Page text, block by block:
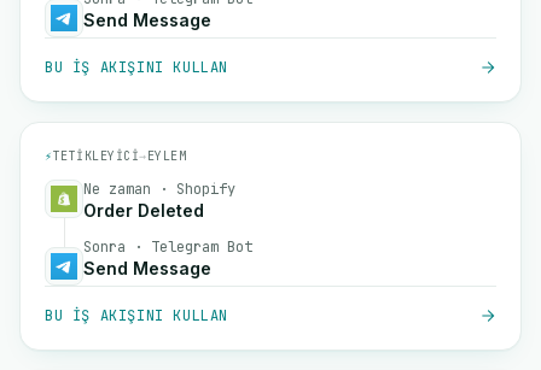
Send Message
BU IŞ AKIŞINI KULLAN
⚡TETIKLEYICI→EYLEM
Ne zaman · Shopify
Order Deleted
Sonra · Telegram Bot
Send Message
BU IŞ AKIŞINI KULLAN